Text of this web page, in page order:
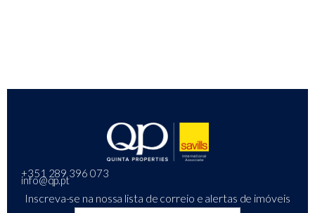
+351 289 396 073
info@qp.pt
Inscreva-se na nossa lista de correio e alertas de imóveis